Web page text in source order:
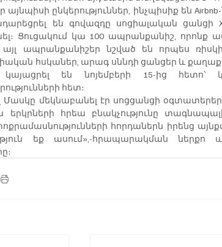
այնպիսի ընկերություններ, ինչպիսիք են Airbnb-
են գովազդը սոցիալական
Ցուցակում կա 100 ապրանքանիշ, որոնք
ապրանքանիշեր նշված են որպես
հսկաներ, արագ սննդի ցանցեր և
կայացրել են նոյեմբերի 15-ից
հետ։
Մասկը մեկնաբանել էր սոցցանցի
երկրների հրեա բնակչությունը
հորդաներն իրենց
եք ասում»,-հրապարակման ներքո